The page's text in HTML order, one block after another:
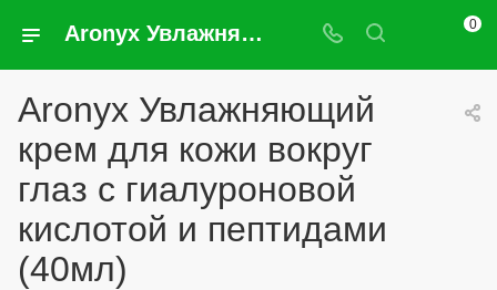
Aronyx Увлажняющий крем для кожи вокруг глаз с гиалуроновой кислотой и пептидами (40мл) 0
Aronyx Увлажняющий
крем для кожи вокруг
глаз с гиалуроновой
кислотой и пептидами
(40мл)